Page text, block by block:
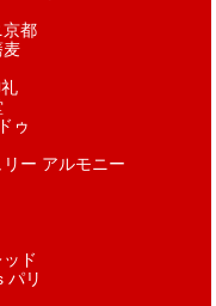
都
ゥ
ー アルモニー
ド
パリ